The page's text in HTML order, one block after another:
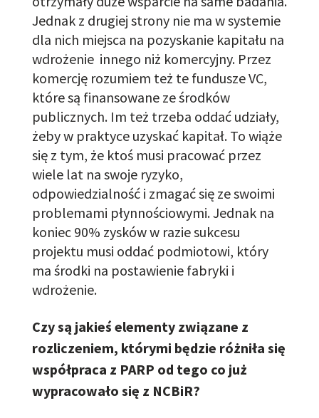
Jednak z drugiej strony nie ma w systemie
dla nich miejsca na pozyskanie kapitału na
wdrożenie innego niż komercyjny. Przez
komercję rozumiem też te funduszeVC,
które są finansowane ze środków
publicznych. Im też trzeba oddać udziały,
żeby w praktyce uzyskać kapitał. To wiąże
się z tym, że ktoś musi pracować przez
wiele lat na swoje ryzyko,
odpowiedzialność i zmagać sięze swoimi
problemami płynnościowymi. Jednak na
koniec 90% zysków w raziesukcesu
projektu musi oddać podmiotowi, który
ma środki na postawienie fabryki i
wdrożenie.
Czy są jakieś elementy związane z
rozliczeniem, którymi będzie różniła się
współpraca z PARP od tego co już
wypracowało się z NCBiR?